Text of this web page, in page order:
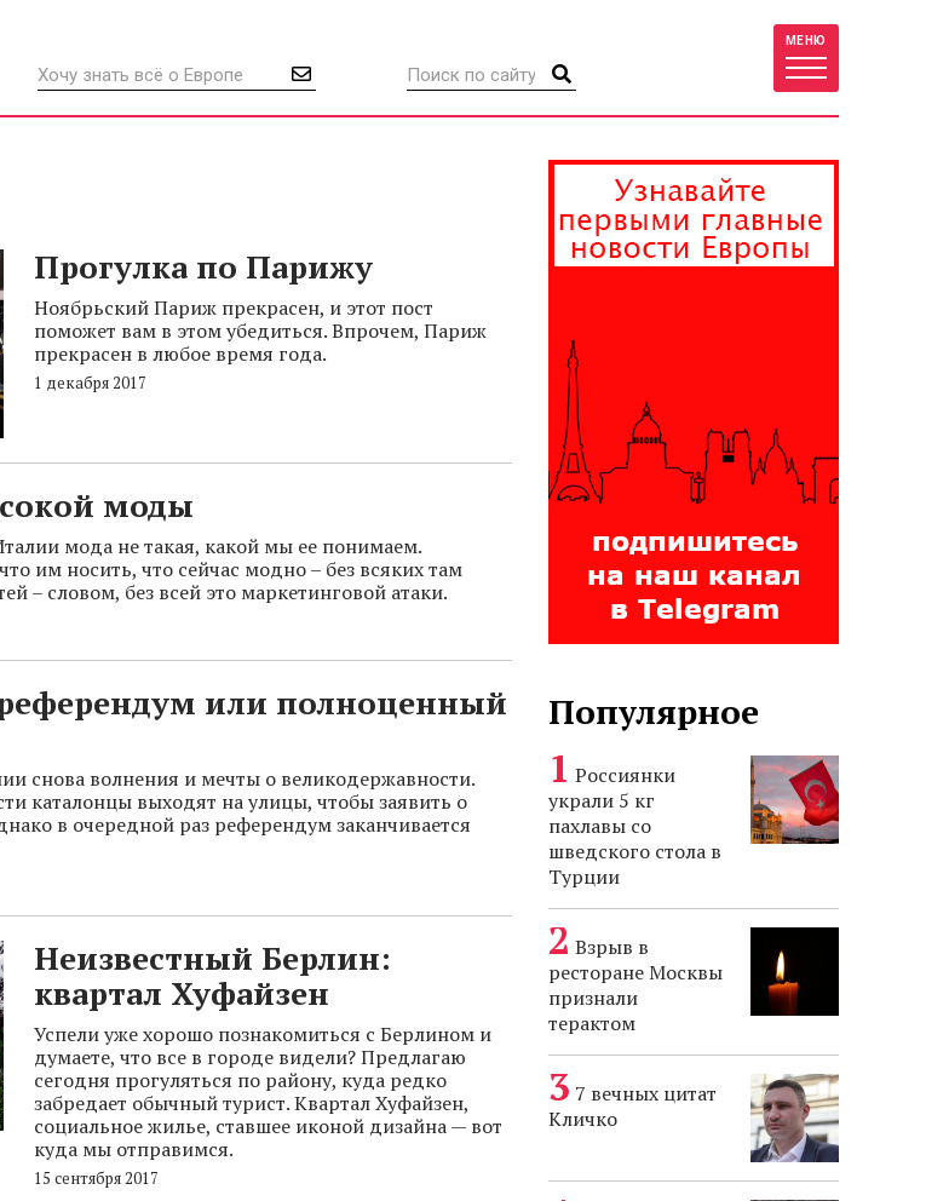
МЕНЮ
Прогулка по Парижу
Ноябрьский Париж прекрасен, и этот пост
поможет вам в этом убедиться. Впрочем, Париж
прекрасен в любое время года.
1 декабря 2017
моды
мода не такая, какой мы ее понимаем.
им носить, что сейчас модно – без всяких там
– словом, без всей это маркетинговой атаки.
или полноценный
снова волнения и мечты о великодержавности.
каталонцы выходят на улицы, чтобы заявить о
в очередной раз референдум заканчивается
Неизвестный Берлин:
квартал Хуфайзен
Успели уже хорошо познакомиться с Берлином и
думаете, что все в городе видели? Предлагаю
сегодня прогуляться по району, куда редко
забредает обычный турист. Квартал Хуфайзен,
социальное жилье, ставшее иконой дизайна — вот
куда мы отправимся.
15 сентября 2017
Популярное
Россиянки
украли 5 кг
пахлавы со
шведского стола в
Турции
Взрыв в
ресторане Москвы
признали
терактом
7 вечных цитат
Кличко